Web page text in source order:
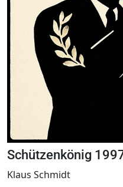
Schützenkönig
Klaus Schmidt